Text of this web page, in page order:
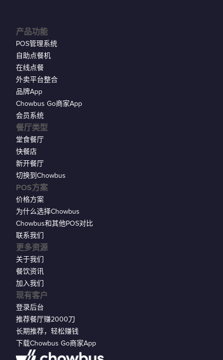
现有客户
登录后台
推荐餐厅赚2000刀
长期推荐，轻松赚钱
下载Chowbus Go商家App
产品功能
POS管理系统
自助点餐机
在线点餐
外卖平台整合
品牌App
Chowbus Go商家App
会员系统
餐厅类型
堂食餐厅
快餐店
新开餐厅
切换到Chowbus
POS方案
价格方案
为什么选择Chowbus
Chowbus和其他POS对比
联系我们
更多资源
关于我们
餐饮资讯
加入我们